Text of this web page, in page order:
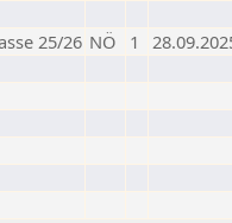
25/26 NÖ 1